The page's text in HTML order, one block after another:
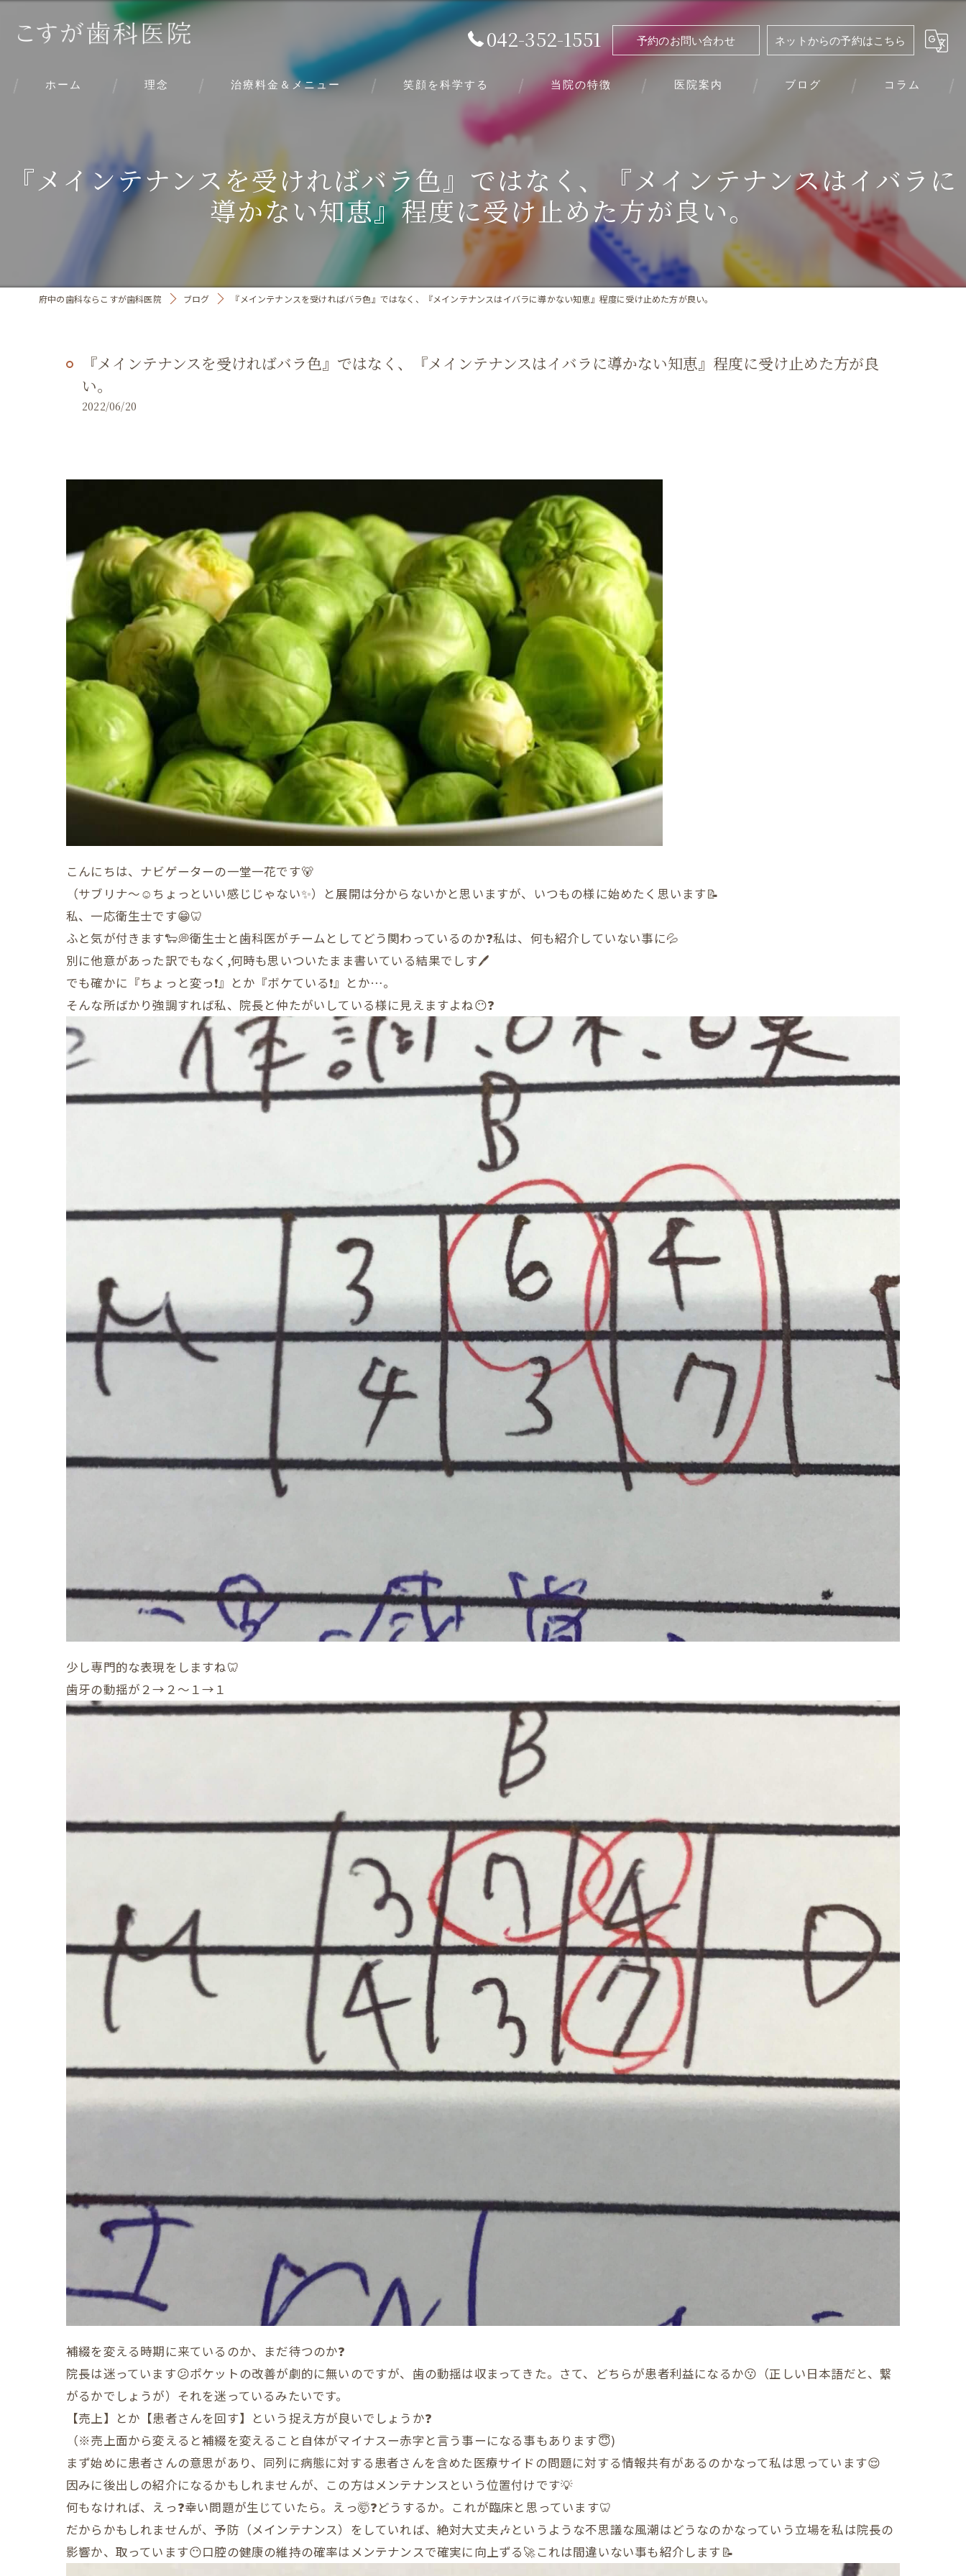
042-352-1551 予約のお問い合わせ ネットからの予約はこちら
ホーム 理念 治療料金＆メニュー 笑顔を科学する 当院の特徴
小児
顎関節症
医院案内 ブログ コラム
『メインテナンスを受ければバラ色』ではなく、『メインテナンスはイバラに
導かない知恵』程度に受け止めた方が良い。
府中の歯科ならこすが歯科医院 ブログ 『メインテナンスを受ければバラ色』ではなく、『メインテナンスはイバラに導かない知恵』程度に受け止めた方が良い。
『メインテナンスを受ければバラ色』ではなく、『メインテナンスはイバラに導かない知恵』程度に受け止めた方が良
い。
2022/06/20
こんにちは、ナビゲーターの一堂一花です🐻
（サブリナ～☺️ちょっといい感じじゃない✨）と展開は分からないかと思いますが、いつもの様に始めたく思います📝
私、一応衛生士です😁🦷
ふと気が付きます🐑💭衛生士と歯科医がチームとしてどう関わっているのか❓私は、何も紹介していない事に💦
別に他意があった訳でもなく,何時も思いついたまま書いている結果でしす🖊
でも確かに『ちょっと変っ❗️』とか『ボケている❗️』とか…。
そんな所ばかり強調すれば私、院長と仲たがいしている様に見えますよね😶❓
少し専門的な表現をしますね🦷
歯牙の動揺が２→２～１→１
補綴を変える時期に来ているのか、まだ待つのか❓
院長は迷っています😕ポケットの改善が劇的に無いのですが、歯の動揺は収まってきた。さて、どちらが患者利益になるか😗（正しい日本語だと、繋
がるかでしょうが）それを迷っているみたいです。
【売上】とか【患者さんを回す】という捉え方が良いでしょうか❓
（※売上面から変えると補綴を変えること自体がマイナスー赤字と言う事ーになる事もあります😇)
まず始めに患者さんの意思があり、同列に病態に対する患者さんを含めた医療サイドの問題に対する情報共有があるのかなって私は思っています😌
因みに後出しの紹介になるかもしれませんが、この方はメンテナンスという位置付けです💡
何もなければ、えっ❓幸い問題が生じていたら。えっ🤯❓どうするか。これが臨床と思っています🦷
だからかもしれませんが、予防（メインテナンス）をしていれば、絶対大丈夫🎶というような不思議な風潮はどうなのかなっていう立場を私は院長の
影響か、取っています😶口腔の健康の維持の確率はメンテナンスで確実に向上ずる🚀これは間違いない事も紹介します📝